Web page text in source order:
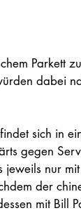
Parkett
dabei
sich in
gegen
nur
der
mit Bill